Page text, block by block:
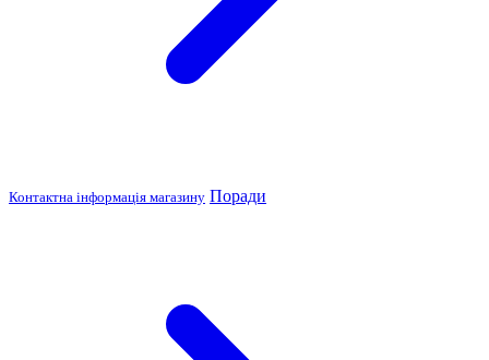
Контактна інформація магазину Поради